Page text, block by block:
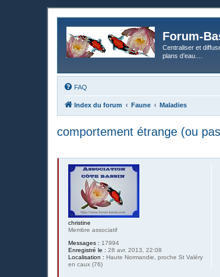
Forum-
Centraliser et
plans d’eau....
FAQ
Index du forum Faune Maladies
comportement étrange (ou
christine
Membre associatif
Messages : 17994
Enregistré le : 28 avr. 2013, 22:08
Localisation : Haute Normandie, proche St Valéry
en caux (76)